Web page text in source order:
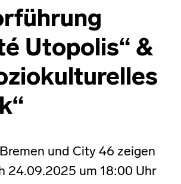
Utopolis“ &
und City 46 zeigen
24.09.2025 um 18:00 Uhr